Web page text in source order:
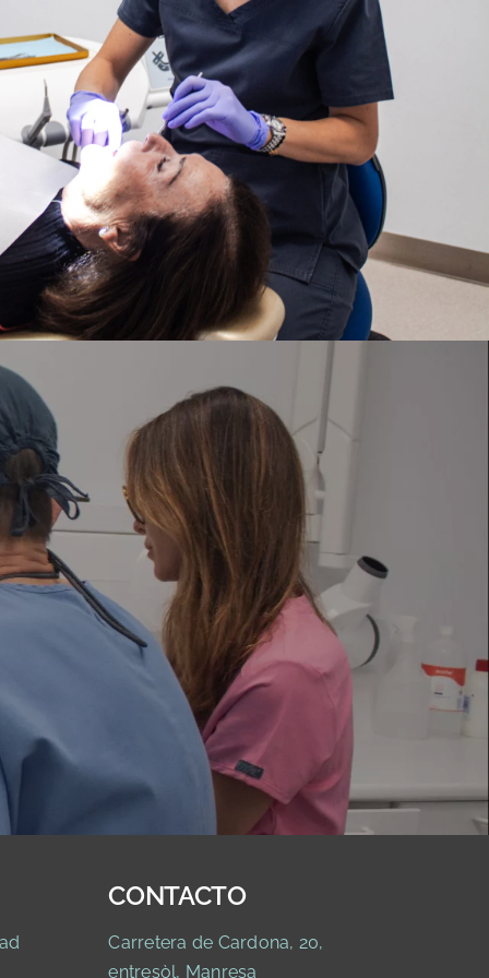
CONTACTO
Carretera de Cardona, 20,
entresòl, Manresa